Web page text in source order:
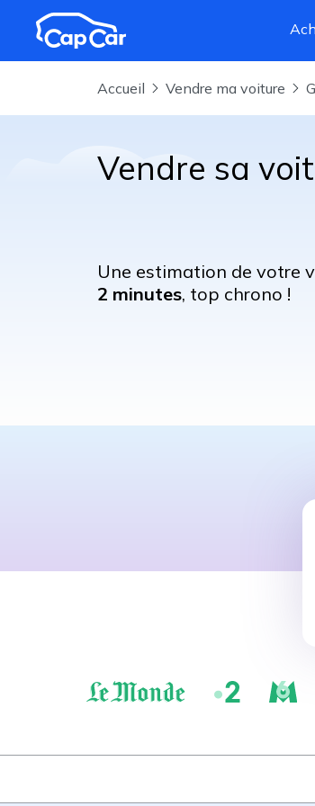
Aller au contenu principal
Accueil Vendre ma voiture
Vendre sa
Une estimation de votre
2 minutes, top chrono !